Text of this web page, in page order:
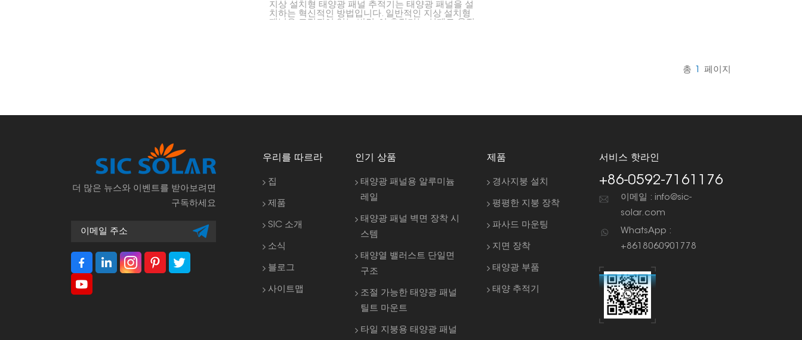
지상 설치형 태양광 패널 추적기는 태양광 패널을 설
치하는 혁신적인 방법입니다. 일반적인 지상 설치형
총 페이지
더 많은 뉴스와 이벤트를 받아보려면
구독하세요
우리를 따르라
집
제품
SIC 소개
소식
블로그
사이트맵
인기 상품
태양광 패널용 알루미늄
레일
태양광 패널 벽면 장착 시
스템
태양열 밸러스트 단일면
구조
조절 가능한 태양광 패널
틸트 마운트
타일 지붕용 태양광 패널
제품
경사지붕 설치
평평한 지붕 장착
파사드 마운팅
지면 장착
태양광 부품
태양 추적기
서비스 핫라인
+86-0592-7161176
이메일 : info@sic-
solar.com
WhatsApp :
+8618060901778